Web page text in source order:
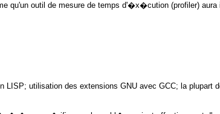
qu'un outil de mesure de temps d'�x�cution (profiler)
utilisation des extensions GNU avec GCC; la plupart